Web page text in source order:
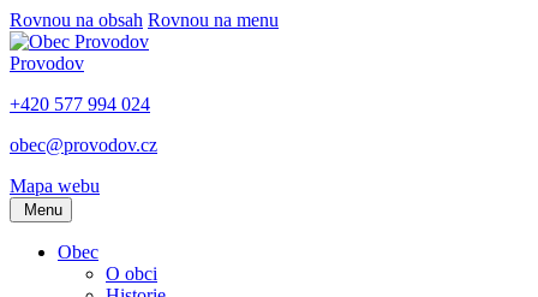
Rovnou na obsah Rovnou na menu
Provodov
+420 577 994 024
obec@provodov.cz
Mapa webu
Menu
Obec
O obci